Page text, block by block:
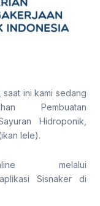
ini kami sedang
Pembuatan
Hidroponik,
lele).
melalui
Sisnaker di